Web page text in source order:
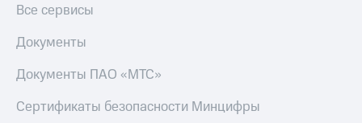
Все сервисы
Документы
Документы ПАО «МТС»
Сертификаты безопасности Минцифры